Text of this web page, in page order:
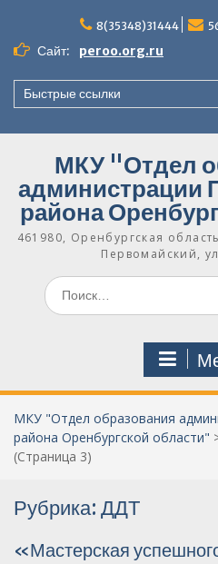
содержимому
8(35348)31444
Сайт: peroo.org.ru
Быстрые ссылки
МКУ "Отдел
администрации
района
461980, Оренбургская
Первомайский,
Поиск
по:
МКУ "Отдел образования
района Оренбургской области"
(Страница 3)
Рубрика: ДДТ
«Мастерская